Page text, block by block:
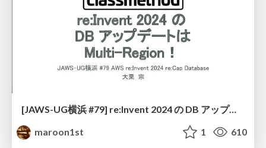
[JAWS-UG横浜 #79] re:Invent 2024 の DB アップデートは Multi-Region！
maroon1st
1 610